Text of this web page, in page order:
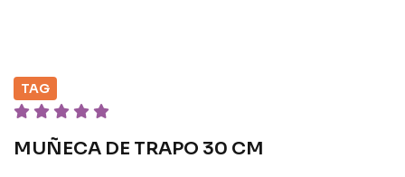
TAG
MUÑECA DE TRAPO 30 CM